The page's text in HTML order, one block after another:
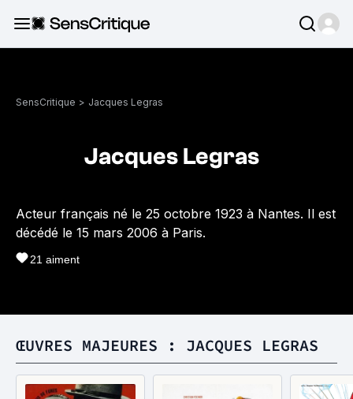
SensCritique > Jacques Legras
Jacques Legras
Acteur français né le 25 octobre 1923 à Nantes. Il est
décédé le 15 mars 2006 à Paris.
21 aiment
ŒUVRES MAJEURES : JACQUES LEGRAS